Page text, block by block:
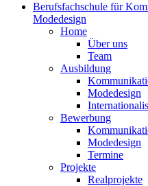
Berufsfachschule für
Modedesign
Home
Über uns
Team
Ausbildung
Modedesign
Bewerbung
Modedesign
Termine
Projekte
Realprojekte